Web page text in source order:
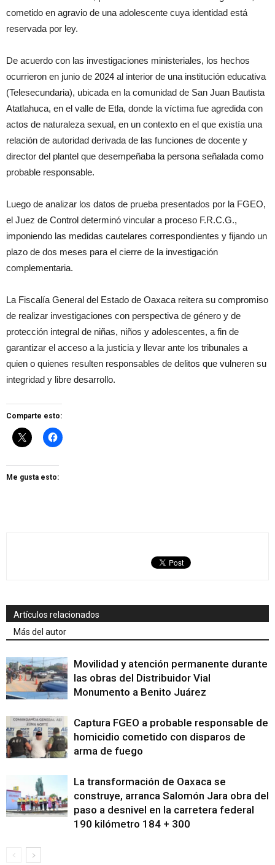
cometido en agravio de una adolescente cuya identidad está
reservada por ley.
De acuerdo con las investigaciones ministeriales, los hechos
ocurrieron en junio de 2024 al interior de una institución educativa
(Telesecundaria), ubicada en la comunidad de San Juan Bautista
Atatlahuca, en el valle de Etla, donde la víctima fue agredida con
actos de naturaleza sexual, en un contexto en el que existía una
relación de autoridad derivada de las funciones de docente y
director del plantel que desempeñaba la persona señalada como
probable responsable.
Luego de analizar los datos de prueba presentados por la FGEO,
el Juez de Control determinó vincular a proceso F.R.C.G.,
imponiendo las medidas cautelares correspondientes y fijando un
plazo de dos meses para el cierre de la investigación
complementaria.
La Fiscalía General del Estado de Oaxaca reitera su compromiso
de realizar investigaciones con perspectiva de género y de
protección integral de niñas, niños y adolescentes, a fin de
garantizar el acceso a la justicia y llevar ante los tribunales a
quien o quienes resulten responsables de delitos que vulneren su
integridad y libre desarrollo.
Comparte esto:
Me gusta esto:
Artículos relacionados
Más del autor
Movilidad y atención permanente durante
las obras del Distribuidor Vial
Monumento a Benito Juárez
Captura FGEO a probable responsable de
homicidio cometido con disparos de
arma de fuego
La transformación de Oaxaca se
construye, arranca Salomón Jara obra del
paso a desnivel en la carretera federal
190 kilómetro 184 + 300